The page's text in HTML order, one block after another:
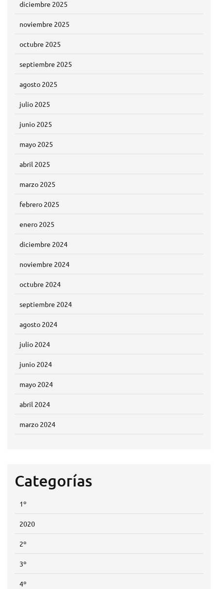
diciembre 2025
noviembre 2025
octubre 2025
septiembre 2025
agosto 2025
julio 2025
junio 2025
mayo 2025
abril 2025
marzo 2025
febrero 2025
enero 2025
diciembre 2024
noviembre 2024
octubre 2024
septiembre 2024
agosto 2024
julio 2024
junio 2024
mayo 2024
abril 2024
marzo 2024
Categorías
1º
2020
2º
3º
4º